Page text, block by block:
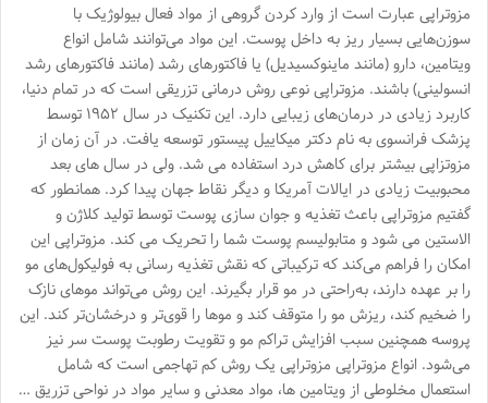
مزوتراپی عبارت است از وارد کردن گروهی از مواد فعال بیولوژیک با
سوزن‌هایی بسیار ریز به داخل پوست. این مواد می‌توانند شامل انواع
ویتامین، دارو (مانند ماینوکسیدیل) یا فاکتورهای رشد (مانند فاکتورهای رشد
انسولینی) باشند. مزوتراپی نوعی روش درمانی تزریقی است که در تمام دنیا،
کاربرد زیادی در درمان‌های زیبایی دارد. این تکنیک در سال ۱۹۵۲ توسط
پزشک فرانسوی به نام دکتر میکاییل پیستور توسعه یافت. در آن زمان از
مزوتزاپی بیشتر برای کاهش درد استفاده می شد. ولی در سال های بعد
محبوبیت زیادی در ایالات آمریکا و دیگر نقاط جهان پیدا کرد. همانطور که
گفتیم مزوتراپی باعث تغذیه و جوان سازی پوست توسط تولید کلاژن و
الاستین می شود و متابولیسم پوست شما را تحریک می کند. مزوتراپی این
امکان را فراهم می‌کند که ترکیباتی که نقش تغذیه رسانی به فولیکول‌های مو
را بر عهده دارند، به‌راحتی در مو قرار بگیرند. این روش می‌تواند موهای نازک
را ضخیم کند، ریزش مو را متوقف کند و موها را قوی‌تر و درخشان‌تر کند. این
پروسه همچنین سبب افزایش تراکم مو و تقویت رطوبت پوست سر نیز
می‌شود. انواع مزوتراپی مزوتراپی یک روش کم تهاجمی است که شامل
استعمال مخلوطی از ویتامین ها، مواد معدنی و سایر مواد در نواحی تزریق …